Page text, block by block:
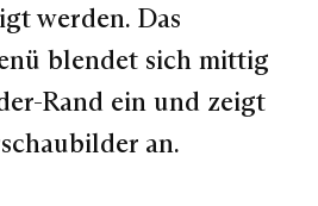
werden. Das
blendet sich mittig
Rand ein und zeigt
an.